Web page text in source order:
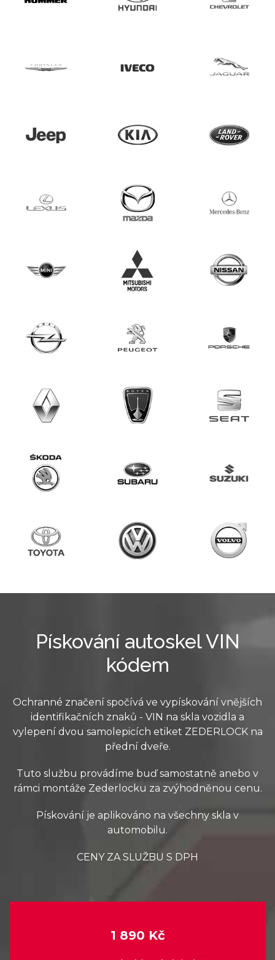
Pískování autoskel VIN
kódem
Ochranné značení spočívá ve vypískování vnějších
identifikačních znaků - VIN na skla vozidla a
vylepení dvou samolepicích etiket ZEDERLOCK na
přední dveře.
Tuto službu provádíme buď samostatně anebo v
rámci montáže Zederlocku za zvýhodněnou cenu.
Pískování je aplikováno na všechny skla v
automobilu.
CENY ZA SLUŽBU S DPH
1 890 Kč